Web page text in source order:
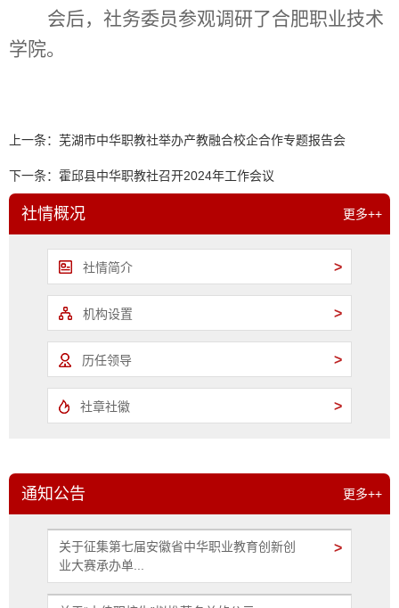
会后，社务委员参观调研了合肥职业技术
学院。
上一条： 芜湖市中华职教社举办产教融合校企合作专题报告会
下一条： 霍邱县中华职教社召开2024年工作会议
社情概况 更多++
社情简介 >
机构设置 >
历任领导 >
社章社徽 >
通知公告 更多++
关于征集第七届安徽省中华职业教育创新创
业大赛承办单...
>